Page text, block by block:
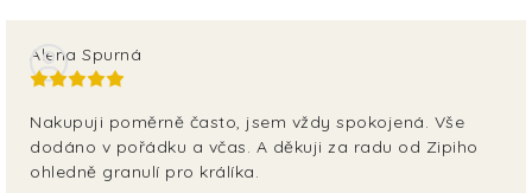
Alena Spurná
Nakupuji poměrně často, jsem vždy spokojená. Vše
dodáno v pořádku a včas. A děkuji za radu od Zipiho
ohledně granulí pro králíka.